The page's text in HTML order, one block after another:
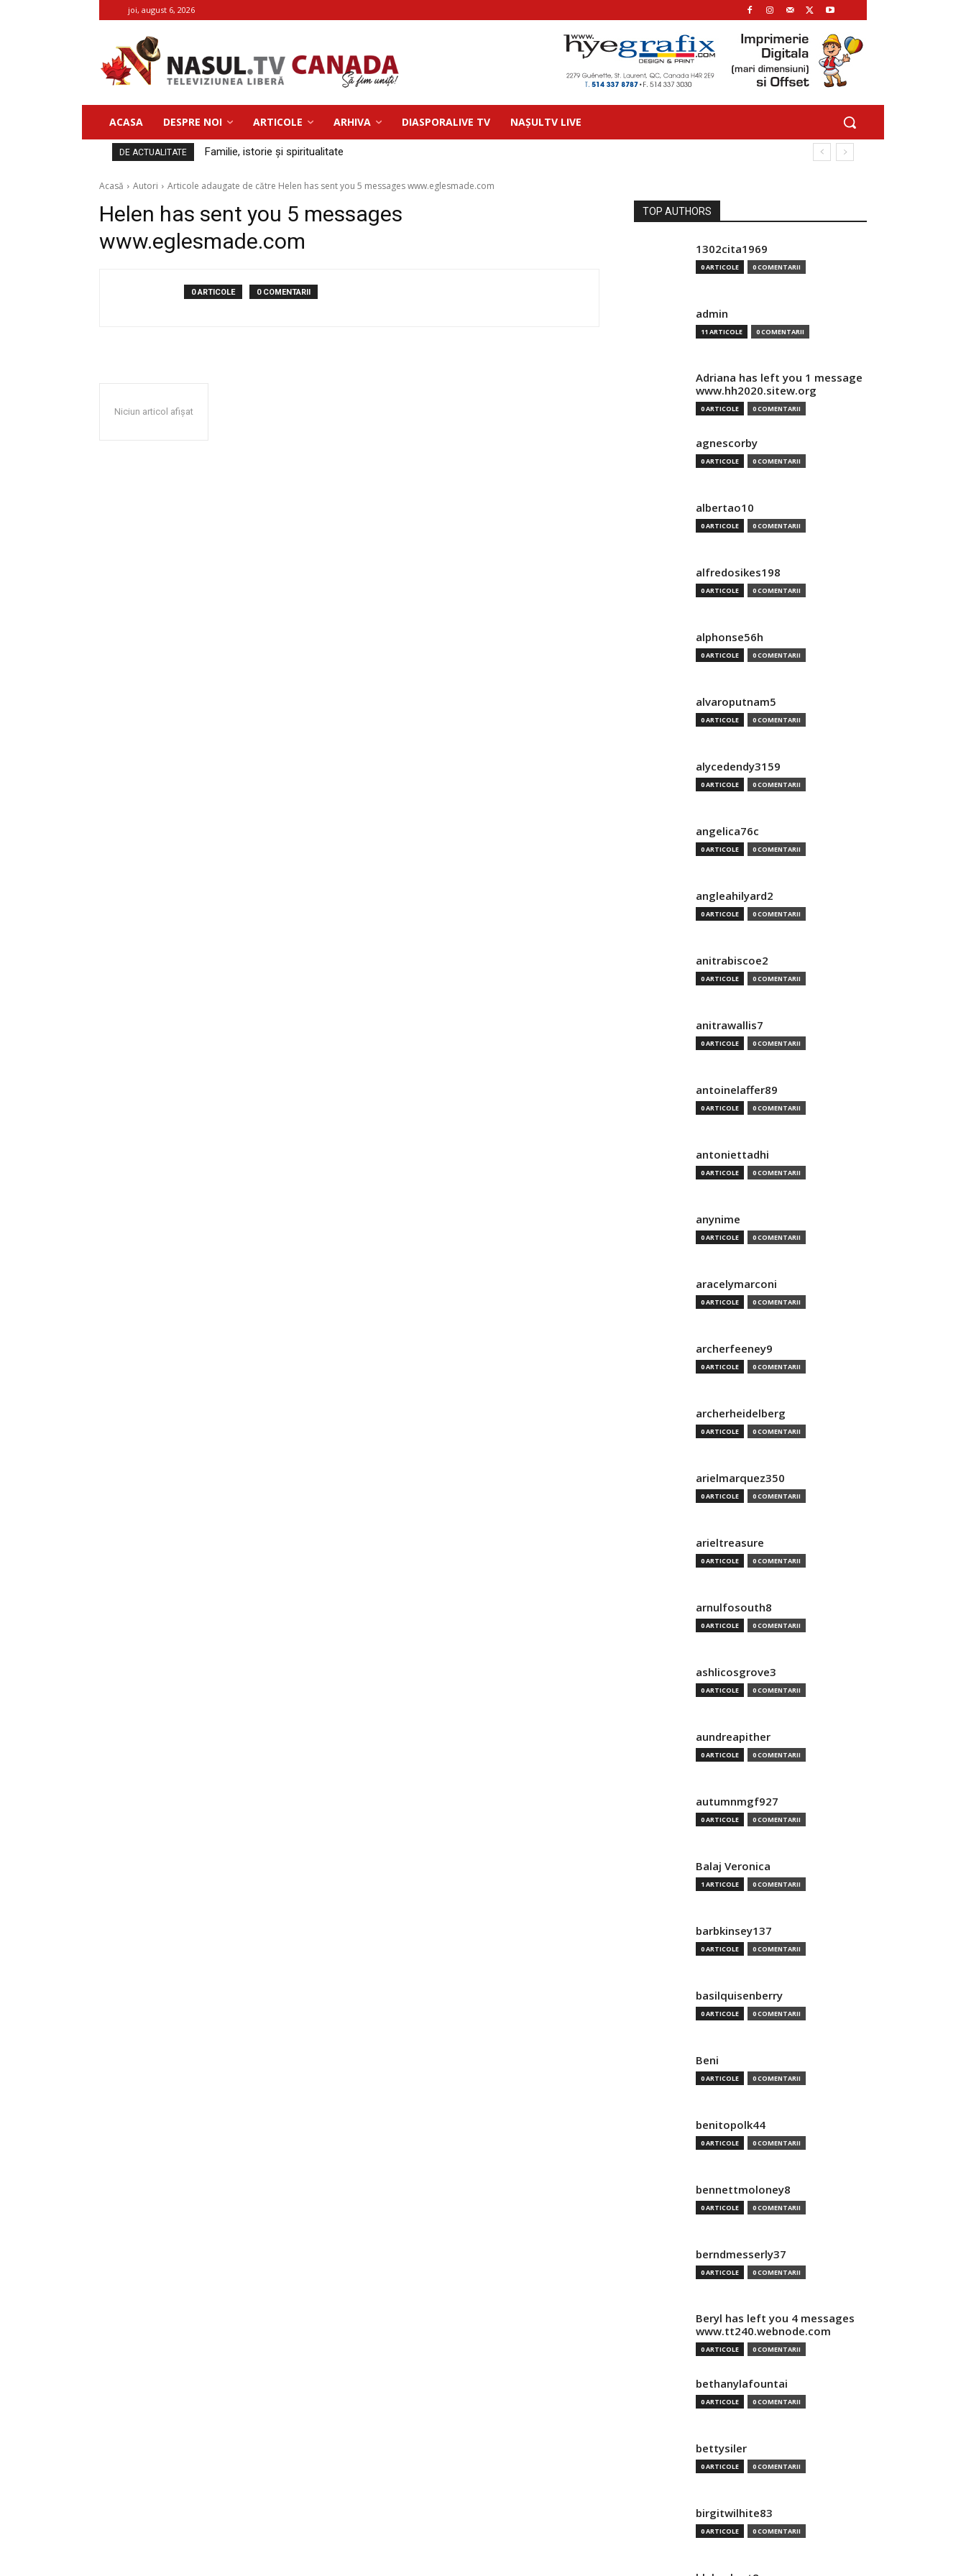
joi, august 6, 2026
ACASA DESPRE NOI ARTICOLE ARHIVA DIASPORALIVE TV NAȘULTV LIVE
DE ACTUALITATE Familie, istorie și spiritualitate
Acasă Autori Articole adaugate de către Helen has sent you 5 messages www.eglesmade.com
Helen has sent you 5 messages
www.eglesmade.com
0 ARTICOLE 0 COMENTARII
Niciun articol afișat
TOP AUTHORS
1302cita1969
0 ARTICOLE 0 COMENTARII
admin
11 ARTICOLE 0 COMENTARII
Adriana has left you 1 message
www.hh2020.sitew.org
0 ARTICOLE 0 COMENTARII
agnescorby
0 ARTICOLE 0 COMENTARII
albertao10
0 ARTICOLE 0 COMENTARII
alfredosikes198
0 ARTICOLE 0 COMENTARII
alphonse56h
0 ARTICOLE 0 COMENTARII
alvaroputnam5
0 ARTICOLE 0 COMENTARII
alycedendy3159
0 ARTICOLE 0 COMENTARII
angelica76c
0 ARTICOLE 0 COMENTARII
angleahilyard2
0 ARTICOLE 0 COMENTARII
anitrabiscoe2
0 ARTICOLE 0 COMENTARII
anitrawallis7
0 ARTICOLE 0 COMENTARII
antoinelaffer89
0 ARTICOLE 0 COMENTARII
antoniettadhi
0 ARTICOLE 0 COMENTARII
anynime
0 ARTICOLE 0 COMENTARII
aracelymarconi
0 ARTICOLE 0 COMENTARII
archerfeeney9
0 ARTICOLE 0 COMENTARII
archerheidelberg
0 ARTICOLE 0 COMENTARII
arielmarquez350
0 ARTICOLE 0 COMENTARII
arieltreasure
0 ARTICOLE 0 COMENTARII
arnulfosouth8
0 ARTICOLE 0 COMENTARII
ashlicosgrove3
0 ARTICOLE 0 COMENTARII
aundreapither
0 ARTICOLE 0 COMENTARII
autumnmgf927
0 ARTICOLE 0 COMENTARII
Balaj Veronica
1 ARTICOLE 0 COMENTARII
barbkinsey137
0 ARTICOLE 0 COMENTARII
basilquisenberry
0 ARTICOLE 0 COMENTARII
Beni
0 ARTICOLE 0 COMENTARII
benitopolk44
0 ARTICOLE 0 COMENTARII
bennettmoloney8
0 ARTICOLE 0 COMENTARII
berndmesserly37
0 ARTICOLE 0 COMENTARII
Beryl has left you 4 messages
www.tt240.webnode.com
0 ARTICOLE 0 COMENTARII
bethanylafountai
0 ARTICOLE 0 COMENTARII
bettysiler
0 ARTICOLE 0 COMENTARII
birgitwilhite83
0 ARTICOLE 0 COMENTARII